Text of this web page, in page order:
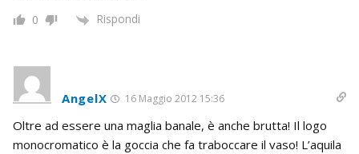
0 Rispondi
AngelX 16 Maggio 2012 15:36
Oltre ad essere una maglia banale, è anche brutta! Il logo
monocromatico è la goccia che fa traboccare il vaso! L’aquila